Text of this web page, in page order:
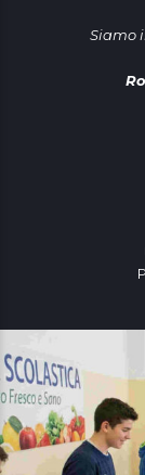
Siamo